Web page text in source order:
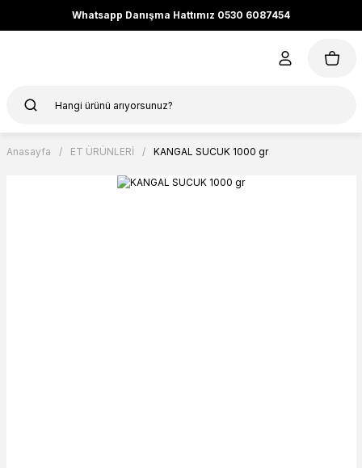
Whatsapp Danışma Hattımız 0530 6087454
Anasayfa ET ÜRÜNLERİ KANGAL SUCUK 1000 gr